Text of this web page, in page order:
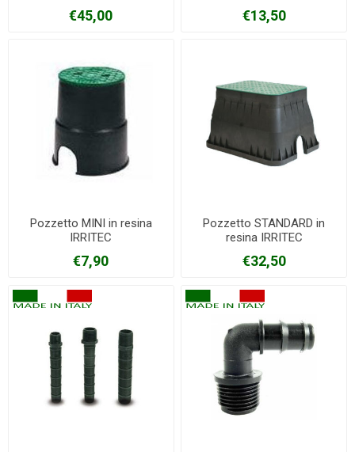
€45,00 €13,50
Pozzetto MINI in resina
IRRITEC
€7,90
Pozzetto STANDARD in
resina IRRITEC
€32,50